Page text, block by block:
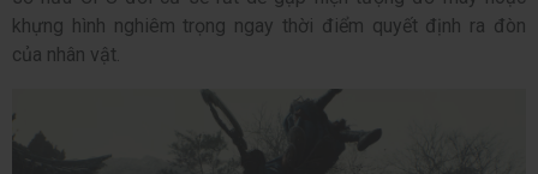
khựng hình nghiêm trọng ngay thời điểm quyết định ra đòn
của nhân vật.